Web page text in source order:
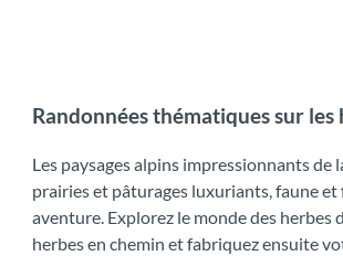
Randonnées thématiques sur
Les paysages alpins impressionnants de
prairies et pâturages luxuriants, faune
aventure. Explorez le monde des herbes
herbes en chemin et fabriquez ensuite